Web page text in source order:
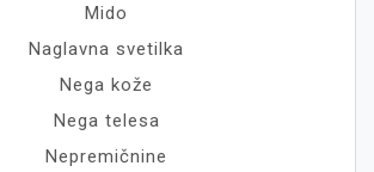
Mido
Naglavna svetilka
Nega kože
Nega telesa
Nepremičnine